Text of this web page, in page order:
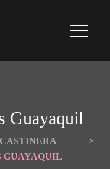
Guayaquil
CASTINERA
>
GUAYAQUIL